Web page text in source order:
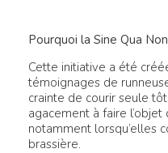
Pourquoi la Sine Qua
Cette initiative a été
témoignages de
crainte de courir seule
agacement à faire
notamment lorsqu’elles
brassière.